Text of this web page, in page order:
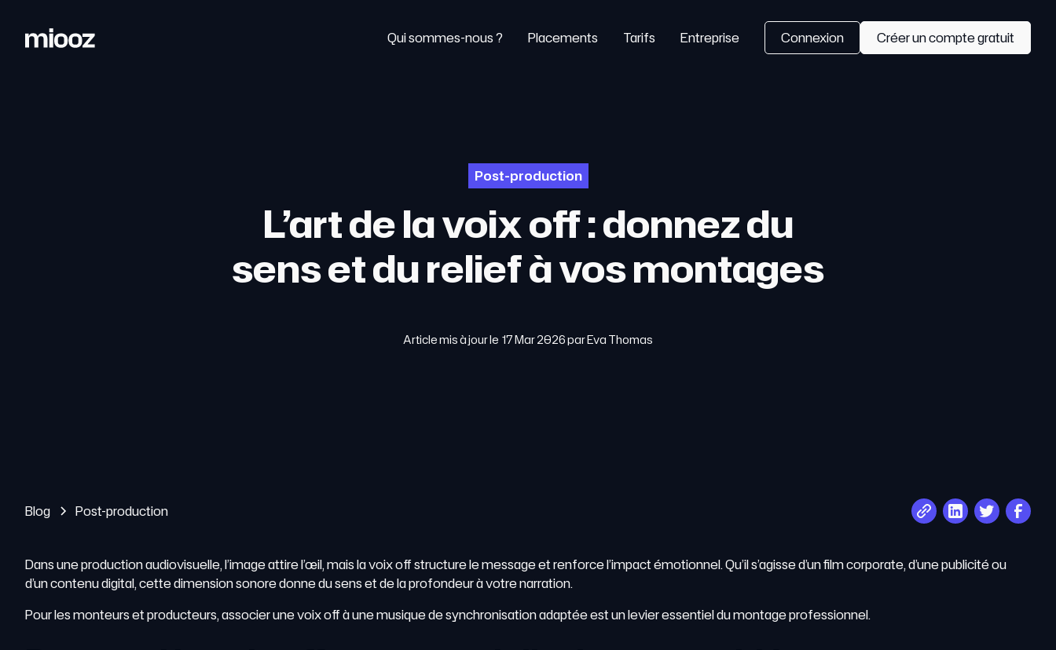
Qui sommes-nous ? Placements Tarifs Entreprise Connexion Créer un compte gratuit
Post-production
L’art de la voix off : donnez du
sens et du relief à vos montages
Article mis à jour le 17 Mar 2026parEva Thomas
Blog Post-production
Dans une production audiovisuelle, l’image attire l’œil, mais la voix off structure le message et renforce l’impact émotionnel. Qu’il s’agisse d’un film corporate, d’une publicité ou
d’un contenu digital, cette dimension sonore donne du sens et de la profondeur à votre narration.
Pour les monteurs et producteurs, associer une voix off à une musique de synchronisation adaptée est un levier essentiel du montage professionnel.